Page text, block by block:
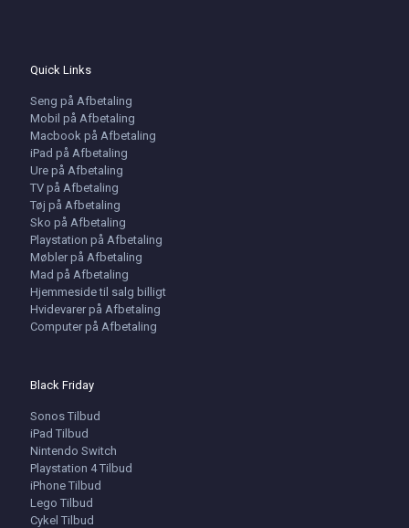
Quick Links
Seng på Afbetaling
Mobil på Afbetaling
Macbook på Afbetaling
iPad på Afbetaling
Ure på Afbetaling
TV på Afbetaling
Tøj på Afbetaling
Sko på Afbetaling
Playstation på Afbetaling
Møbler på Afbetaling
Mad på Afbetaling
Hjemmeside til salg billigt
Hvidevarer på Afbetaling
Computer på Afbetaling
Black Friday
Sonos Tilbud
iPad Tilbud
Nintendo Switch
Playstation 4 Tilbud
iPhone Tilbud
Lego Tilbud
Cykel Tilbud